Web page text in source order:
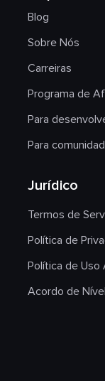
Blog
Sobre Nós
Carreiras
Programa de
Para
Para
Jurídico
Termos de
Política de
Política de Uso
Acordo de